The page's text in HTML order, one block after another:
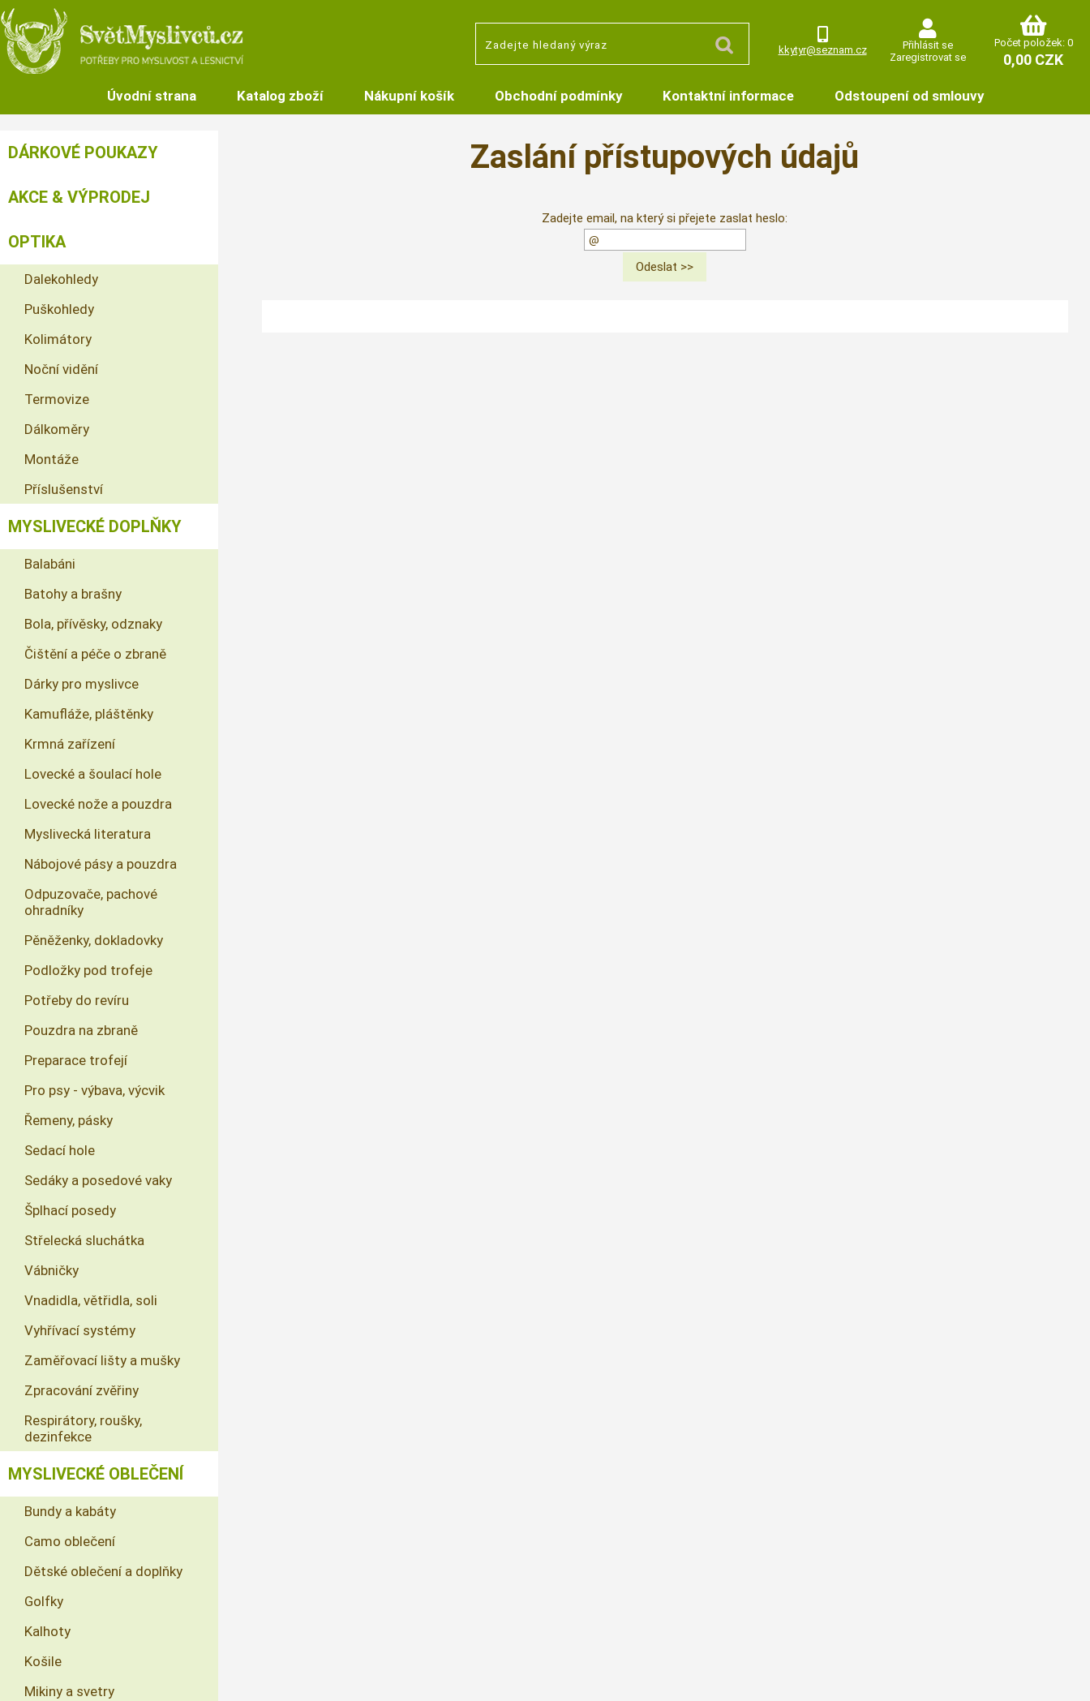
kkytyr@seznam.cz
Přihlásit se
Zaregistrovat se
Počet položek: 0
0,00 CZK
Úvodní strana Katalog zboží Nákupní košík Obchodní podmínky Kontaktní informace Odstoupení od smlouvy
Zaslání přístupových údajů
Zadejte email, na který si přejete zaslat heslo:
DÁRKOVÉ POUKAZY
AKCE & VÝPRODEJ
OPTIKA
Dalekohledy
Puškohledy
Kolimátory
Noční vidění
Termovize
Dálkoměry
Montáže
Příslušenství
MYSLIVECKÉ DOPLŇKY
Balabáni
Batohy a brašny
Bola, přívěsky, odznaky
Čištění a péče o zbraně
Dárky pro myslivce
Kamufláže, pláštěnky
Krmná zařízení
Lovecké a šoulací hole
Lovecké nože a pouzdra
Myslivecká literatura
Nábojové pásy a pouzdra
Odpuzovače, pachové
ohradníky
Pěněženky, dokladovky
Podložky pod trofeje
Potřeby do revíru
Pouzdra na zbraně
Preparace trofejí
Pro psy - výbava, výcvik
Řemeny, pásky
Sedací hole
Sedáky a posedové vaky
Šplhací posedy
Střelecká sluchátka
Vábničky
Vnadidla, větřidla, soli
Vyhřívací systémy
Zaměřovací lišty a mušky
Zpracování zvěřiny
Respirátory, roušky,
dezinfekce
MYSLIVECKÉ OBLEČENÍ
Bundy a kabáty
Camo oblečení
Dětské oblečení a doplňky
Golfky
Kalhoty
Košile
Mikiny a svetry